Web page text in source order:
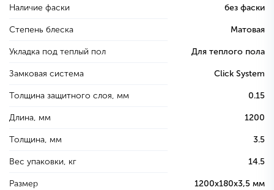
Наличие фаски без фаски
Степень блеска Матовая
Укладка под теплый пол Для теплого пола
Замковая система Click System
Толщина защитного слоя, мм 0.15
Длина, мм 1200
Толщина, мм 3.5
Вес упаковки, кг 14.5
Размер 1200х180х3,5 мм